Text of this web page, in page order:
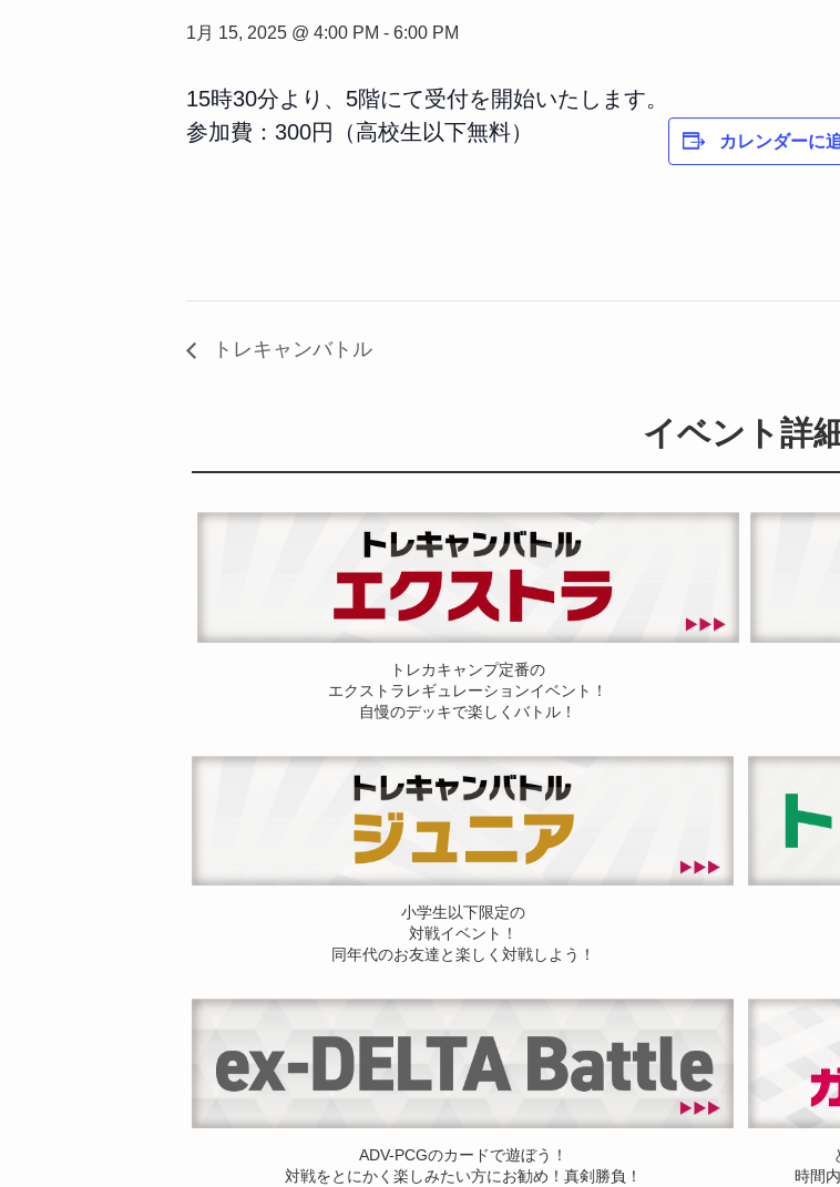
1月 15, 2025 @ 4:00 PM - 6:00 PM
15時30分より、5階にて受付を開始いたします。
参加費：300円（高校生以下無料）
カレンダーに
トレキャンバトル
イベント詳
トレカキャンプ定番の
エクストラレギュレーションイベント！
自慢のデッキで楽しくバトル！
小学生以下限定の
対戦イベント！
同年代のお友達と楽しく対戦しよう！
ADV-PCGのカードで遊ぼう！
対戦をとにかく楽しみたい方にお勧め！真剣勝負！
時間